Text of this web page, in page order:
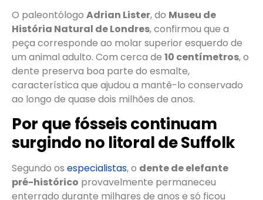
O paleontólogo Adrian Lister, do Museu de
História Natural de Londres, confirmou que a
peça corresponde ao molar superior esquerdo de
um animal adulto. Com cerca de 10 centímetros, o
dente preserva boa parte do esmalte,
característica que ajudou a mantê-lo conservado
ao longo de quase dois milhões de anos.
Por que fósseis continuam
surgindo no litoral de Suffolk
Segundo os especialistas, o dente de elefante
pré-histórico provavelmente permaneceu
enterrado durante milhares de anos e só ficou